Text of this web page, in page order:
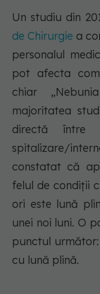
Un studiu din
de Chirurgie a
personalul
pot afecta
chiar
majoritatea
directă
spitalizare/
constatat că
felul de condiții
ori este lună
unei noi luni. O
punctul
cu lună plină.